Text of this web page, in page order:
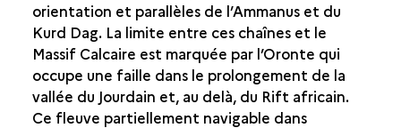
GESTION DE L'EAU
TOMBEAUX
orientation et parallèles de l’Ammanus et du
Kurd Dag. La limite entre ces chaînes et le
Massif Calcaire est marquée par l’Oronte qui
occupe une faille dans le prolongement de la
vallée du Jourdain et, au delà, du Rift africain.
Ce fleuve partiellement navigable dans